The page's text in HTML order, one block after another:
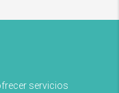
servicios